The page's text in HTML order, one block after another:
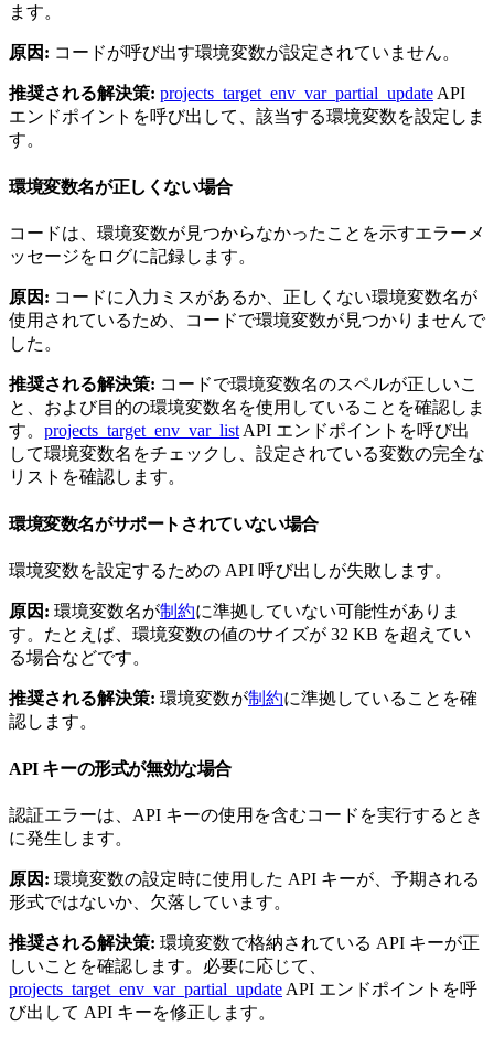
ます。
原因: コードが呼び出す環境変数が設定されていません。
推奨される解決策: projects_target_env_var_partial_update API
エンドポイントを呼び出して、該当する環境変数を設定しま
す。
環境変数名が正しくない場合
コードは、環境変数が見つからなかったことを示すエラーメ
ッセージをログに記録します。
原因: コードに入力ミスがあるか、正しくない環境変数名が
使用されているため、コードで環境変数が見つかりませんで
した。
推奨される解決策: コードで環境変数名のスペルが正しいこ
と、および目的の環境変数名を使用していることを確認しま
す。 projects_target_env_var_list API エンドポイントを呼び出
して環境変数名をチェックし、設定されている変数の完全な
リストを確認します。
環境変数名がサポートされていない場合
環境変数を設定するための API 呼び出しが失敗します。
原因: 環境変数名が制約に準拠していない可能性がありま
す。たとえば、環境変数の値のサイズが 32 KB を超えてい
る場合などです。
推奨される解決策: 環境変数が制約に準拠していることを確
認します。
API キーの形式が無効な場合
認証エラーは、API キーの使用を含むコードを実行するとき
に発生します。
原因: 環境変数の設定時に使用した API キーが、予期される
形式ではないか、欠落しています。
推奨される解決策: 環境変数で格納されている API キーが正
しいことを確認します。必要に応じて、
projects_target_env_var_partial_update API エンドポイントを呼
び出して API キーを修正します。